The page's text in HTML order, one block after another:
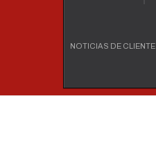
NOTICIAS DE CLIENTE